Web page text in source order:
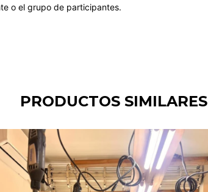
o el grupo de participantes.
PRODUCTOS SIMILARES